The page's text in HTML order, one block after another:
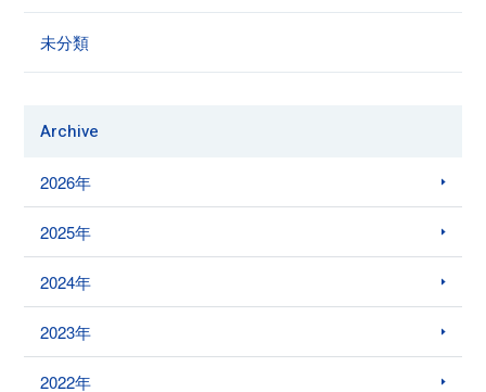
未分類
Archive
2026年
2025年
2024年
2023年
2022年